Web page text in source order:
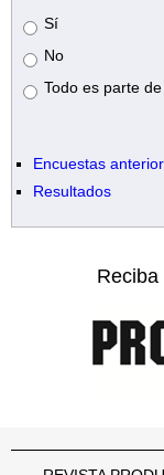
Opciones
Sí
No
Todo es parte
Encuestas
Resultados